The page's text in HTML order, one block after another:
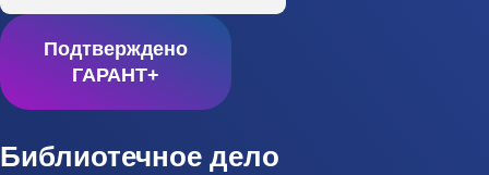
Библиотечное дело
Подтверждено
ГАРАНТ+